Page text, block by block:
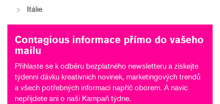
Itálie
Contagious informace přímo do vašeho
mailu
Přihlaste se k odběru bezplatného newsletteru a získejte
týdenní dávku kreativních novinek, marketingových trendů
a všech potřebných informací napříč oborem. A navíc
nepřijdete ani o naši Kampaň týdne.